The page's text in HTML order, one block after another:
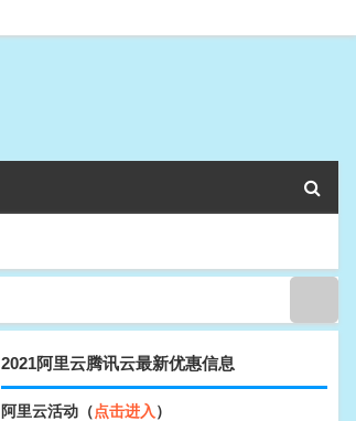
2021阿里云腾讯云最新优惠信息
阿里云活动（点击进入 ）